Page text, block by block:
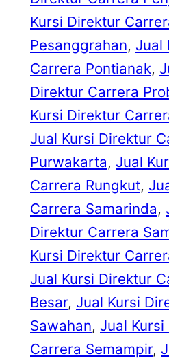
Kursi Direktur
Pesanggrahan, Jual
Carrera Pontianak,
Direktur Carrera
Kursi Direktur
Jual Kursi Direktur
Purwakarta, Jual
Carrera Rungkut,
Carrera Samarinda,
Direktur Carrera
Kursi Direktur
Jual Kursi Direktur
Besar, Jual Kursi
Sawahan, Jual
Carrera Semampir,